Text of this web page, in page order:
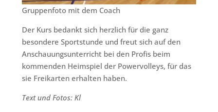
Gruppenfoto mit dem Coach
Der Kurs bedankt sich herzlich für die ganz
besondere Sportstunde und freut sich auf den
Anschauungsunterricht bei den Profis beim
kommenden Heimspiel der Powervolleys, für das
sie Freikarten erhalten haben.
Text und Fotos: Kl